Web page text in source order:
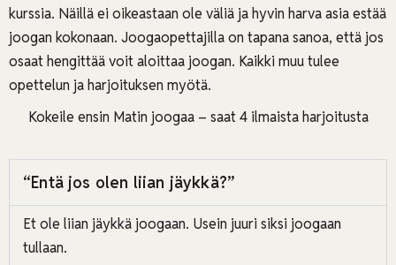
kurssia. Näillä ei oikeastaan ole väliä ja hyvin harva asia estää
joogan kokonaan. Joogaopettajilla on tapana sanoa, että jos
osaat hengittää voit aloittaa joogan. Kaikki muu tulee
opettelun ja harjoituksen myötä.
Kokeile ensin Matin joogaa – saat 4 ilmaista harjoitusta
“Entä jos olen liian jäykkä?”
Et ole liian jäykkä joogaan. Usein juuri siksi joogaan
tullaan.